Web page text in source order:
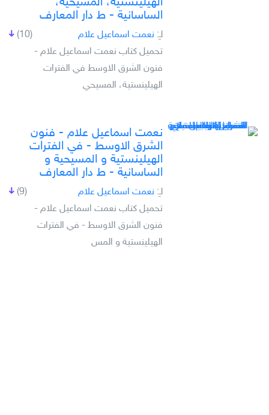
الساسانية - ط دار المعارف
(10) لـِ: نعمت اسماعيل علام
تحميل كتاب نعمت اسماعيل علام -
فنون الشرق الاوسط في الفترات
الهيلينستية، المسيحي
نعمت اسماعيل علام - فنون
الشرق الاوسط - في الفترات
الهيلينستية و المسيحية و
الساسانية - ط دار المعارف
(9) لـِ: نعمت اسماعيل علام
تحميل كتاب نعمت اسماعيل علام -
فنون الشرق الاوسط - في الفترات
الهيلينستية و المس